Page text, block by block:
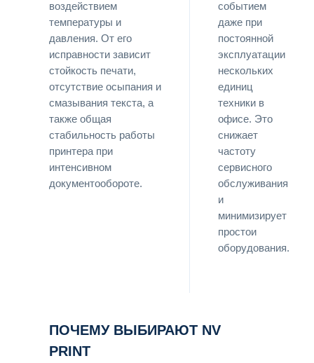
воздействием
температуры и
давления. От его
исправности зависит
стойкость печати,
отсутствие осыпания и
смазывания текста, а
также общая
стабильность работы
принтера при
интенсивном
документообороте.
событием
даже при
постоянной
эксплуатации
нескольких
единиц
техники в
офисе. Это
снижает
частоту
сервисного
обслуживания
и
минимизирует
простои
оборудования.
ПОЧЕМУ ВЫБИРАЮТ NV
PRINT